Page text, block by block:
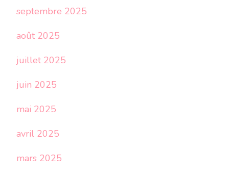
septembre 2025
août 2025
juillet 2025
juin 2025
mai 2025
avril 2025
mars 2025